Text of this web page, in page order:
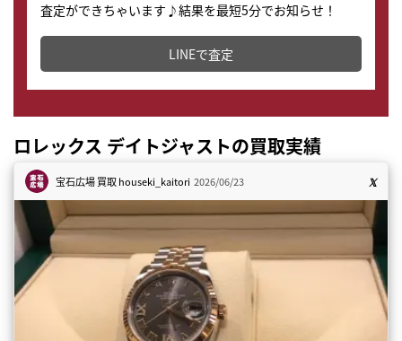
査定ができちゃいます♪結果を最短5分でお知らせ！
どこからでもすぐに査定金額を知ることが出来ます。
LINEで査定
ロレックス デイトジャストの買取実績
宝石広場 買取houseki_kaitori 2026/06/23